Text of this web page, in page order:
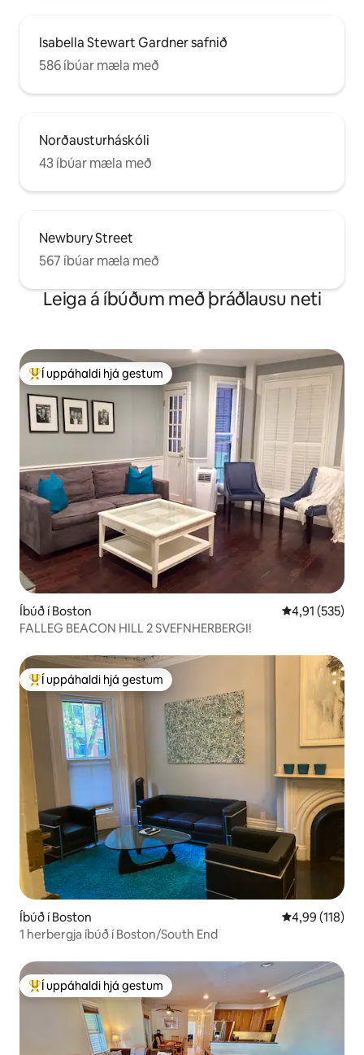
Isabella Stewart Gardner safnið
586 íbúar mæla með
Norðausturháskóli
43 íbúar mæla með
Newbury Street
567 íbúar mæla með
Leiga á íbúðum með þráðlausu neti
Í mestu uppáhaldi hjá gestum
Í uppáhaldi hjá gestum
Íbúð í Boston 4,91 af 5 í
4,91 (535)
FALLEG BEACON HILL 2 SVEFNHERBERGI!
Í mestu uppáhaldi hjá gestum
Í uppáhaldi hjá gestum
Íbúð í Boston 4,99 af 5 í
4,99 (118)
1 herbergja íbúð í Boston/South End
Í mestu uppáhaldi hjá gestum
Í uppáhaldi hjá gestum